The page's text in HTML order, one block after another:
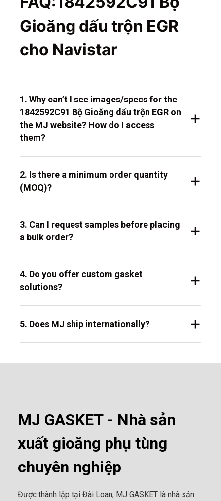
Gioăng dấu trộn EGR
cho Navistar
1. Why can’t I see images/specs for the
1842592C91 Bộ Gioăng dấu trộn EGR on
the MJ website? How do I access
them?
2. Is there a minimum order quantity
(MOQ)?
3. Can I request samples before placing
a bulk order?
4. Do you offer custom gasket
solutions?
5. Does MJ ship internationally?
MJ GASKET - Nhà sản
xuất gioăng phụ tùng
chuyên nghiệp
Được thành lập tại Đài Loan, MJ GASKET là nhà sản